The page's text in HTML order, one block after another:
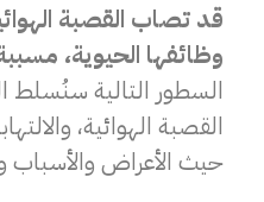
قد تصاب القصبة
وظائفها الحيوية،
السطور التالية
القصبة الهوائية،
حيث الأعراض والأسباب